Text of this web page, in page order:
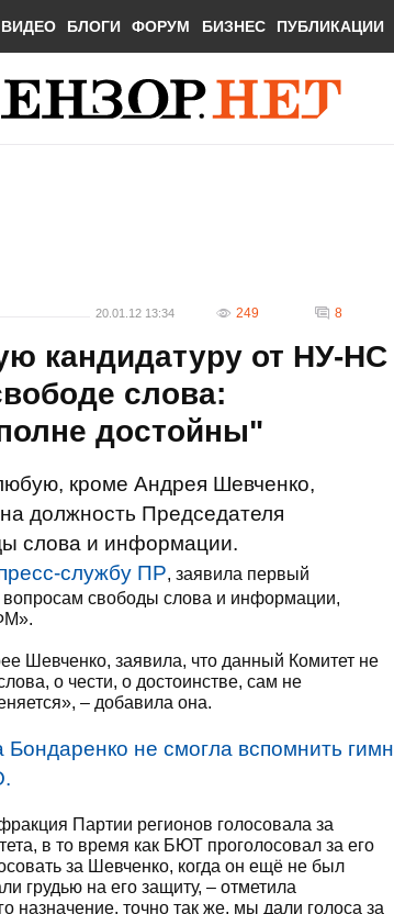
ВИДЕО БЛОГИ ФОРУМ БИЗНЕС ПУБЛИКАЦИИ
20.01.12 13:34 249 8
кандидатуру от НУ-НС
слова:
достойны"
кроме Андрея Шевченко,
должность Председателя
слова и информации.
службу ПР, заявила первый
вопросам свободы слова и информации,
Шевченко, заявила, что данный Комитет не
о чести, о достоинстве, сам не
– добавила она.
Бондаренко не смогла вспомнить гимн
Партии регионов голосовала за
в то время как БЮТ проголосовал за его
за Шевченко, когда он ещё не был
грудью на его защиту, – отметила
назначение, точно так же, мы дали голоса за